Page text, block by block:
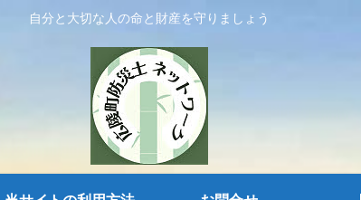
自分と大切な人の命と財産を守りましょう